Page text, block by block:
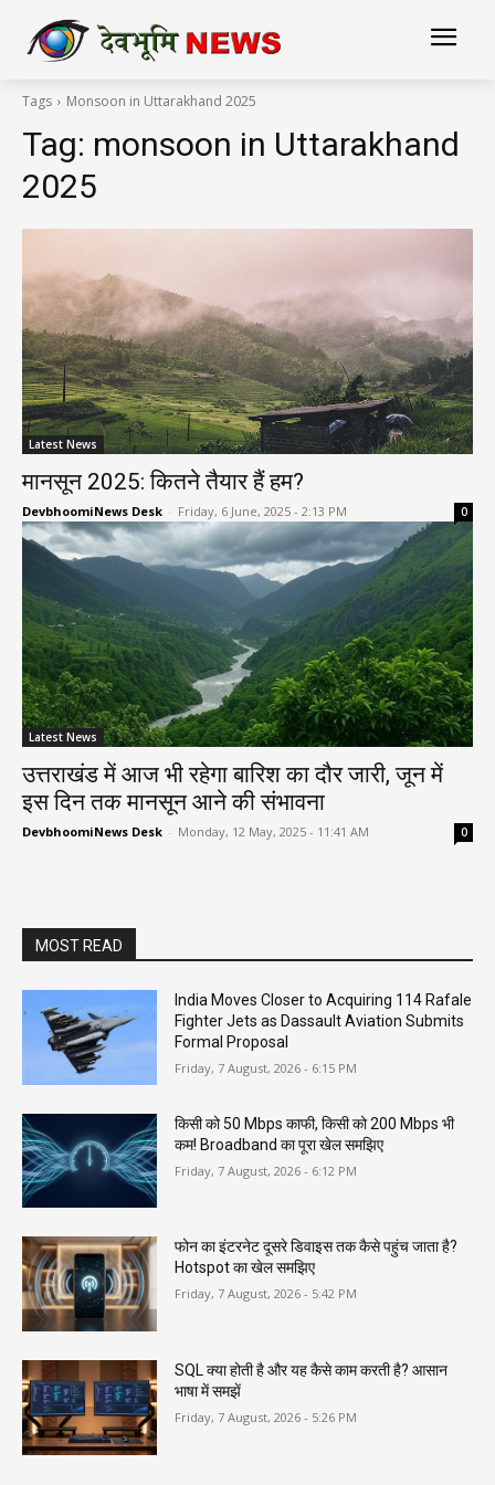
Tags Monsoon in Uttarakhand 2025
Tag: monsoon in Uttarakhand
2025
Latest News
मानसून 2025: कितने तैयार हैं हम?
DevbhoomiNews Desk - Friday, 6 June, 2025 - 2:13 PM 0
Latest News
उत्तराखंड में आज भी रहेगा बारिश का दौर जारी, जून में
इस दिन तक मानसून आने की संभावना
DevbhoomiNews Desk - Monday, 12 May, 2025 - 11:41 AM 0
MOST READ
India Moves Closer to Acquiring 114 Rafale
Fighter Jets as Dassault Aviation Submits
Formal Proposal
Friday, 7 August, 2026 - 6:15 PM
किसी को 50 Mbps काफी, किसी को 200 Mbps भी
कम! Broadband का पूरा खेल समझिए
Friday, 7 August, 2026 - 6:12 PM
फोन का इंटरनेट दूसरे डिवाइस तक कैसे पहुंच जाता है?
Hotspot का खेल समझिए
Friday, 7 August, 2026 - 5:42 PM
SQL क्या होती है और यह कैसे काम करती है? आसान
भाषा में समझें
Friday, 7 August, 2026 - 5:26 PM